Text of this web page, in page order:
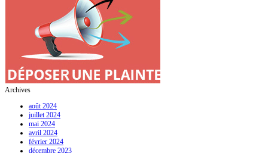
Archives
août 2024
juillet 2024
mai 2024
avril 2024
février 2024
décembre 2023